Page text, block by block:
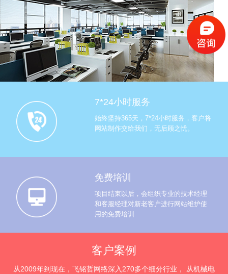
7*24小时服务
始终坚持365天，7*24小时服务，客户将
网站制作交给我们，无后顾之忧。
免费培训
项目结束以后，会组织专业的技术经理
和客服经理对新老客户进行网站维护使
用的免费培训
客户案例
从2009年到现在，飞铭哲网络深入270多个细分行业， 从机械电